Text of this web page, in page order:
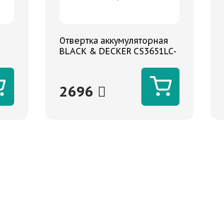
Отвертка аккумуляторная
BLACK & DECKER CS3651LC-
2696